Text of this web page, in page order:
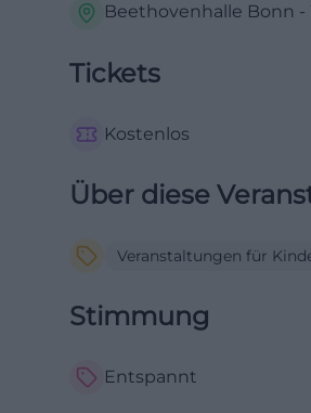
Beethovenhalle Bonn -
Tickets
Kostenlos
Über diese
Veranstaltungen für
Stimmung
Entspannt